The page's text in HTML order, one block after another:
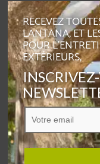
RECEVEZ
LANTANA, ET
POUR
EXTÉRIEURS,